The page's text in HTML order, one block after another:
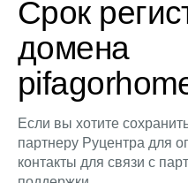
Срок
домена
Если вы хотите
партнеру Руцентра для
контакты для связи с